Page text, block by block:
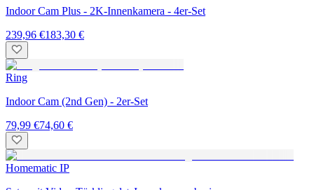
Indoor Cam Plus - 2K-Innenkamera - 4er-Set
239,96 €183,30 €
Ring
Indoor Cam (2nd Gen) - 2er-Set
79,99 €74,60 €
Homematic IP